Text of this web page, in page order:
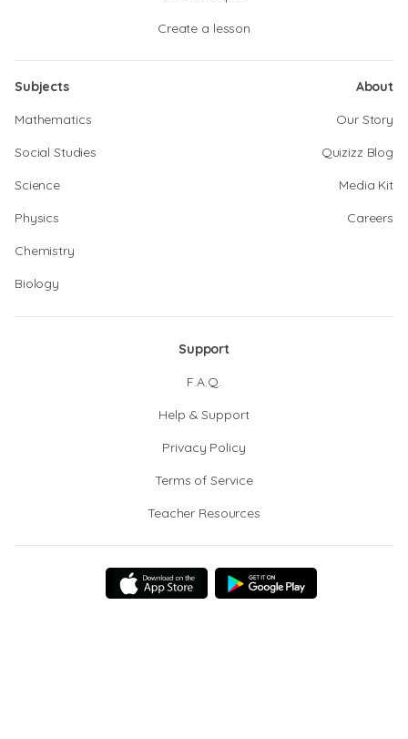
Create a lesson
Subjects
Mathematics
Social Studies
Science
Physics
Chemistry
Biology
About
Our Story
Quizizz Blog
Media Kit
Careers
Support
F.A.Q.
Help & Support
Privacy Policy
Terms of Service
Teacher Resources